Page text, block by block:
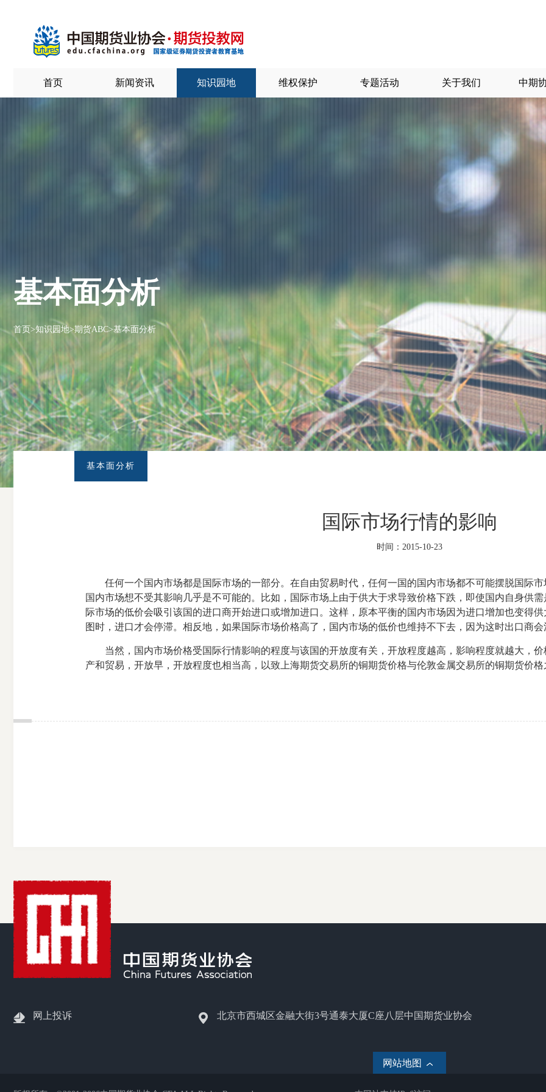
首页 新闻资讯 知识园地 维权保护 专题活动 关于我们 中期
基本面分析
首页>知识园地>期货ABC>基本面分析
基本面分析
国际市场行情的影响
时间：2015-10-23
任何一个国内市场都是国际市场的一部分。在自由贸易时代，任何一国的国内市场都不可能摆脱国际市
国内市场想不受其影响几乎是不可能的。比如，国际市场上由于供大于求导致价格下跌，即使国内自身供
际市场的低价会吸引该国的进口商开始进口或增加进口。这样，原本平衡的国内市场因为进口增加也变得
图时，进口才会停滞。相反地，如果国际市场价格高了，国内市场的低价也维持不下去，因为这时出口商
当然，国内市场价格受国际行情影响的程度与该国的开放度有关，开放程度越高，影响程度就越大，价
产和贸易，开放早，开放程度也相当高，以致上海期货交易所的铜期货价格与伦敦金属交易所的铜期货价
网上投诉 北京市西城区金融大街3号通泰大厦C座八层中国期货业协会
网站地图